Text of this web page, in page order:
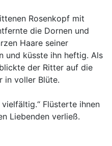
Rosenkopf mit
die Dornen und
Haare seiner
und küsste ihn heftig. Als
der Ritter auf die
in voller Blüte.
Flüsterte ihnen
Liebenden verließ.